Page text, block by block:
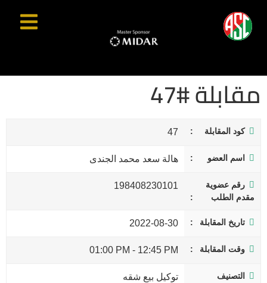
مقابلة #47
كود المقابلة 47
اسم العضو هالة سعد محمد الجندى
رقم عضوية
مقدم الطلب
198408230101
تاريخ المقابلة 2022-08-30
وقت المقابلة 12:45 PM
-
01:00 PM
التصنيف
توكيل بيع شقه